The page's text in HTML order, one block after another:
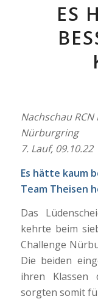
ES
Nachschau
Nürburgring
7. Lauf, 09.10.22
Es hätte kaum
Team Theisen
Das
kehrte beim
Challenge
Die beiden
ihren Klassen
sorgten somit